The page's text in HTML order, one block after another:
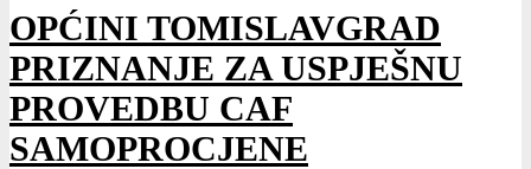
OPĆINI TOMISLAVGRAD
PRIZNANJE ZA USPJEŠNU
PROVEDBU CAF
SAMOPROCJENE